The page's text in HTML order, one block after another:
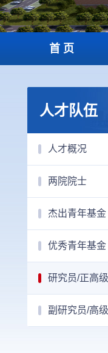
首 页
人才队伍
人才概况
两院院士
杰出青年基金
优秀青年基金
研究员/正高
副研究员/高